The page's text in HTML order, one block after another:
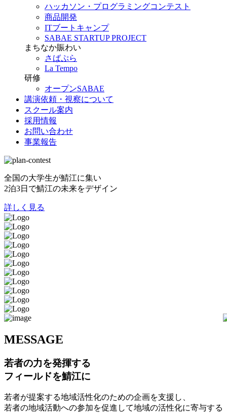
ハッカソン・プログラミングコンテスト
商品開発
ITブートキャンプ
SABAE STARTUP PROJECT
まちなか賑わい
さばぷら
La Tempo
研修
オープンSABAE
講演依頼・視察について
スクール案内
採用情報
お問い合わせ
事業報告
全国の大学生が鯖江に集い
2泊3日で鯖江の未来をデザイン
詳しく見る
MESSAGE
若者の力を発揮する
フィールドを鯖江に
若者が提案する地域活性化のための企画を支援し、
若者の地域活動への参加を促進して地域の活性化に寄与する